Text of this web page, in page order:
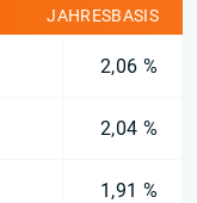
JAHRESBASIS
2,06 %
2,04 %
1,91 %